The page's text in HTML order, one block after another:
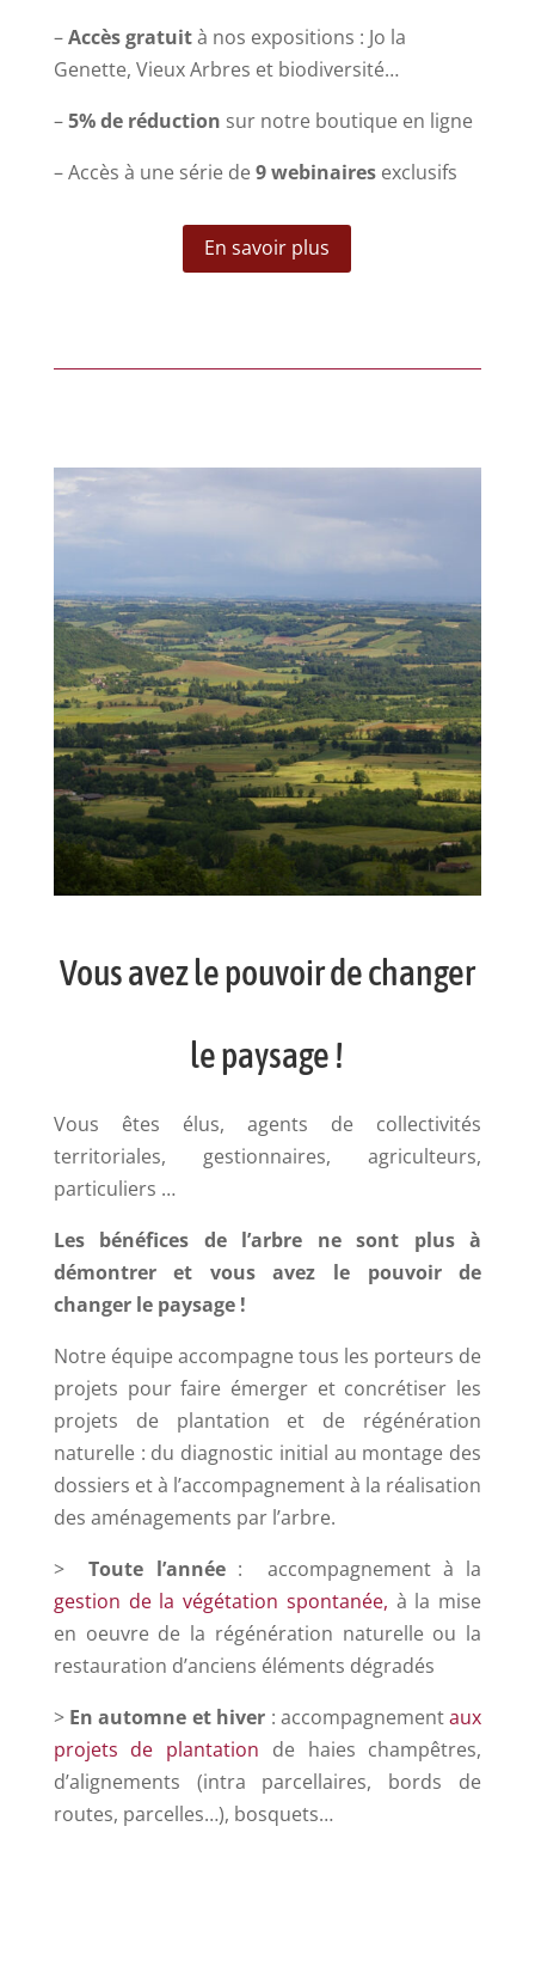
–Accès gratuità nos expositions : Jo la
Genette, Vieux Arbres et biodiversité…
–5% de réduction sur notre boutique en ligne
– Accès à une série de9 webinairesexclusifs
En savoir plus
Vous avez le pouvoir de changer
le paysage !
Vous êtes élus, agents de collectivités
territoriales, gestionnaires, agriculteurs,
particuliers …
Les bénéfices de l’arbre ne sont plus à
démontrer et vous avez le pouvoir de
changer le paysage !
Notre équipe accompagnetous les porteurs de
projets pour faire émerger et concrétiser les
projets de plantation et de régénération
naturelle : du diagnostic initial au montage des
dossiers et à l’accompagnement à la réalisation
des aménagements par l’arbre.
>Toute l’année: accompagnement à la
gestion de la végétation spontanée, à la mise
en oeuvre de la régénération naturelle ou la
restauration d’anciens éléments dégradés
> En automne et hiver : accompagnementaux
projets de plantation de haies champêtres,
d’alignements (intra parcellaires, bords de
routes, parcelles…), bosquets…